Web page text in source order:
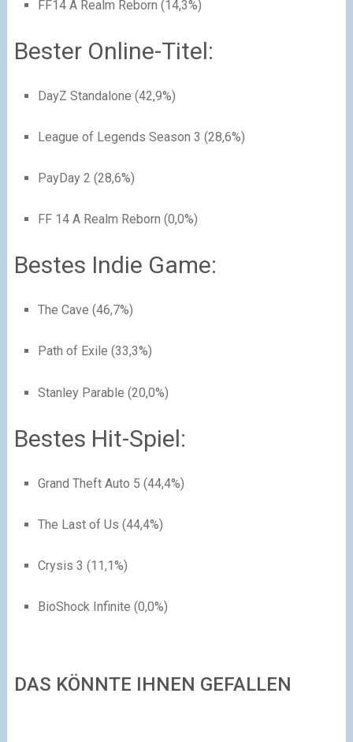
FF14 A Realm Reborn (14,3%)
Bester Online-Titel:
DayZ Standalone (42,9%)
League of Legends Season 3 (28,6%)
PayDay 2 (28,6%)
FF 14 A Realm Reborn (0,0%)
Bestes Indie Game:
The Cave (46,7%)
Path of Exile (33,3%)
Stanley Parable (20,0%)
Bestes Hit-Spiel:
Grand Theft Auto 5 (44,4%)
The Last of Us (44,4%)
Crysis 3 (11,1%)
BioShock Infinite (0,0%)
DAS KÖNNTE IHNEN GEFALLEN